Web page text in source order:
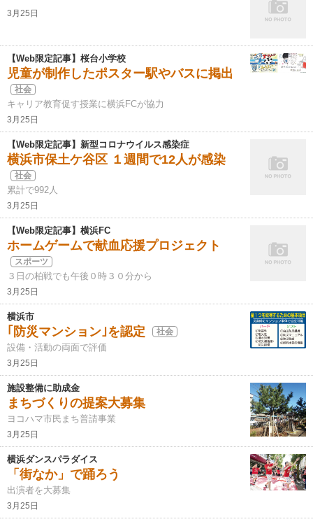
3月25日
【Web限定記事】桜台小学校
児童が制作したポスター駅やバスに掲出
社会
キャリア教育促す授業に横浜FCが協力
3月25日
【Web限定記事】新型コロナウイルス感染症
横浜市保土ケ谷区 １週間で12人が感染
社会
累計で992人
3月25日
【Web限定記事】横浜FC
ホームゲームで献血応援プロジェクト
スポーツ
３日の柏戦でも午後０時３０分から
3月25日
横浜市
｢防災マンション｣を認定 社会
設備・活動の両面で評価
3月25日
施設整備に助成金
まちづくりの提案大募集
ヨコハマ市民まち普請事業
3月25日
横浜ダンスパラダイス
「街なか」で踊ろう
出演者を大募集
3月25日